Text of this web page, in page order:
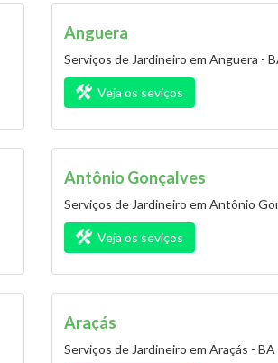
Anguera
Serviços de Jardineiro em Anguera -
Veja os seviços
Antônio Gonçalves
Serviços de Jardineiro em Antônio
Veja os seviços
Araçás
Serviços de Jardineiro em Araçás - BA